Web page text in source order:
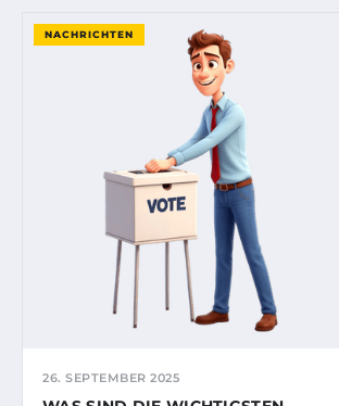
NACHRICHTEN
26. SEPTEMBER 2025